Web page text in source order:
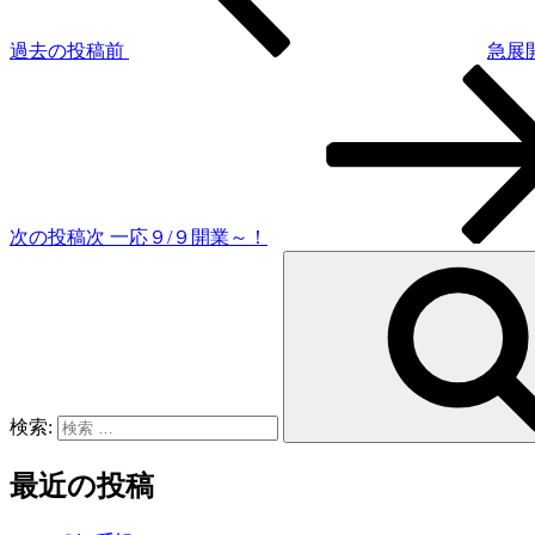
過去の投稿前 急展
次の投稿次 一応９/９開業～！
検索:
最近の投稿